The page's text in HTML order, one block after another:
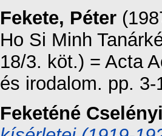
Fekete, Péter
Ho Si Minh
18/3. köt.) = Acta
és irodalom. pp. 3-
Feketéné